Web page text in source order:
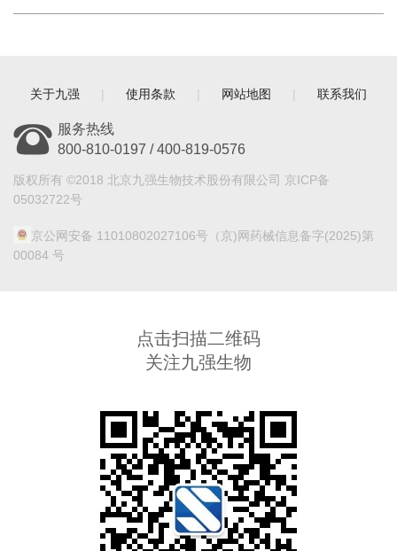
关于九强 | 使用条款 | 网站地图 | 联系我们
服务热线
800-810-0197 / 400-819-0576
版权所有 ©2018 北京九强生物技术股份有限公司 京ICP备
05032722号
京公网安备 11010802027106号 （京)网药械信息备字(2025)第
00084 号
点击扫描二维码
关注九强生物